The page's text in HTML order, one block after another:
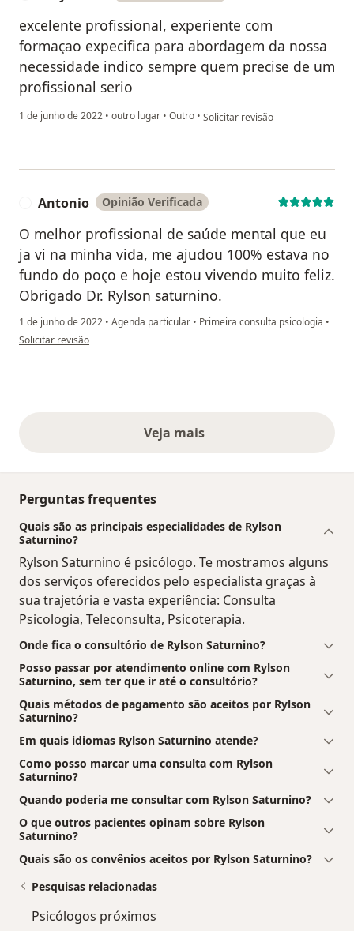
excelente profissional, experiente com
formaçao expecifica para abordagem da nossa
necessidade indico sempre quem precise de um
profissional serio
1 de junho de 2022 • outro lugar • Outro • na opinião do utilizador suzy
Solicitar revisão
Antonio Opinião Verificada
O melhor profissional de saúde mental que eu
ja vi na minha vida, me ajudou 100% estava no
fundo do poço e hoje estou vivendo muito feliz.
Obrigado Dr. Rylson saturnino.
1 de junho de 2022 • Agenda particular • Primeira consulta psicologia •
na opinião do utilizador Antonio
Solicitar revisão
Veja maisopiniões acima
Perguntas frequentes
Quais são as principais especialidades de Rylson
Saturnino?
Rylson Saturnino é psicólogo. Te mostramos alguns
dos serviços oferecidos pelo especialista graças à
sua trajetória e vasta experiência: Consulta
Psicologia, Teleconsulta, Psicoterapia.
Onde fica o consultório de Rylson Saturnino?
Posso passar por atendimento online com Rylson
Saturnino, sem ter que ir até o consultório?
Quais métodos de pagamento são aceitos por Rylson
Saturnino?
Em quais idiomas Rylson Saturnino atende?
Como posso marcar uma consulta com Rylson
Saturnino?
Quando poderia me consultar com Rylson Saturnino?
O que outros pacientes opinam sobre Rylson
Saturnino?
Quais são os convênios aceitos por Rylson Saturnino?
Pesquisas relacionadas
Psicólogos próximos